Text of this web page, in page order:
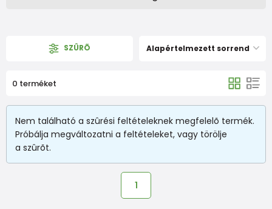
SZÛRÕ Alapértelmezett sorrend
0 terméket
Nem található a szûrési feltételeknek megfelelõ termék.
Próbálja megváltozatni a feltételeket, vagy törölje
a szûrõt.
1